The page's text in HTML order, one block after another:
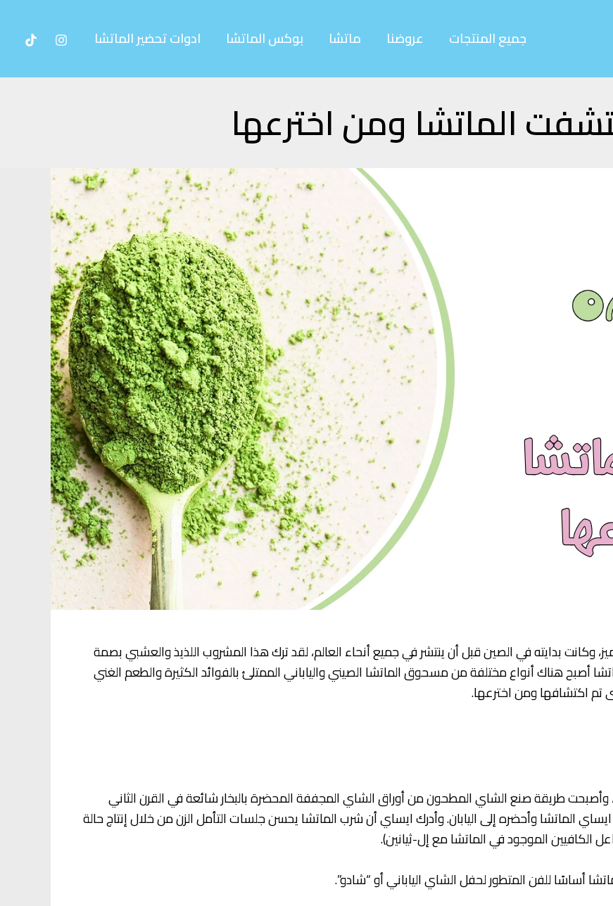
جميع المنتجات عروضنا ماتشا بوكس الماتشا ادوات تحضير الماتشا
الماتشا ومن اخترعها
وكانت بدايته في الصين قبل أن ينتشر في جميع أنحاء العالم، لقد ترك هذا المشروب اللذيذ والعشبي بصمة
أصبح هناك أنواع مختلفة من مسحوق الماتشا الصيني والياباني الممتلئ بالفوائد الكثيرة والطعم الغني
تم اكتشافها ومن اخترعها.
وأصبحت طريقة صنع الشاي المطحون من أوراق الشاي المجففة المحضرة بالبخار شائعة في القرن الثاني
الماتشا وأحضره إلى اليابان. وأدرك ايساي أن شرب الماتشا يحسن جلسات التأمل الزن من خلال إنتاج حالة
الكافيين الموجود في الماتشا مع إل-ثيانين).
أساسًا للفن المتطور لحفل الشاي الياباني أو “شادو”.